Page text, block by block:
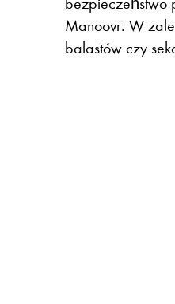
Manoovr. W
balastów czy